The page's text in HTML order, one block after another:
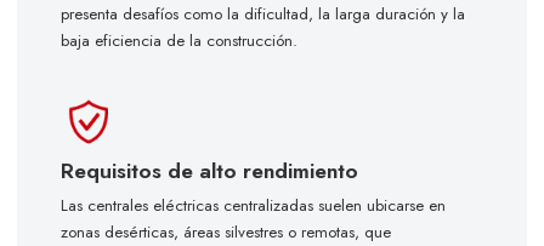
presenta desafíos como la dificultad, la larga duración y la
baja eficiencia de la construcción.
Requisitos de alto rendimiento
Las centrales eléctricas centralizadas suelen ubicarse en
zonas desérticas, áreas silvestres o remotas, que